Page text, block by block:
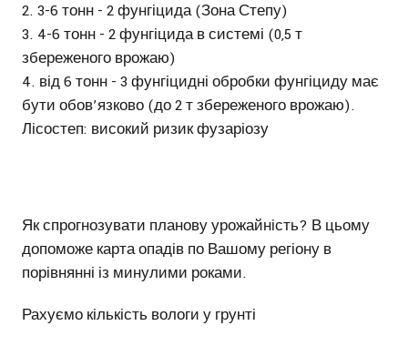
3-6 тонн - 2 фунгіцида (Зона Степу)
4-6 тонн - 2 фунгіцида в системі (0,5 т
збереженого врожаю)
від 6 тонн - 3 фунгіцидні обробки фунгіциду має
бути обов’язково (до 2 т збереженого врожаю).
Лісостеп: високий ризик фузаріозу
Як спрогнозувати планову урожайність? В цьому
допоможе карта опадів по Вашому регіону в
порівнянні із минулими роками.
Рахуємо кількість вологи у грунті